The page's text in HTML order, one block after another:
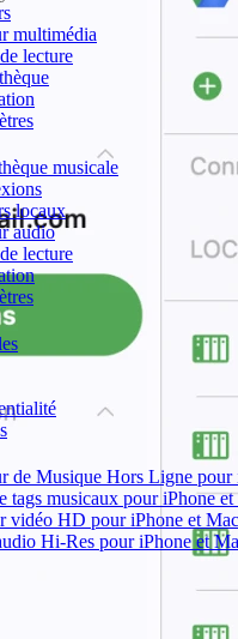
multimédia
lecture
musicale
locaux
audio
lecture
de Musique Hors Ligne pour
tags musicaux pour iPhone
vidéo HD pour iPhone et Mac
Hi-Res pour iPhone et